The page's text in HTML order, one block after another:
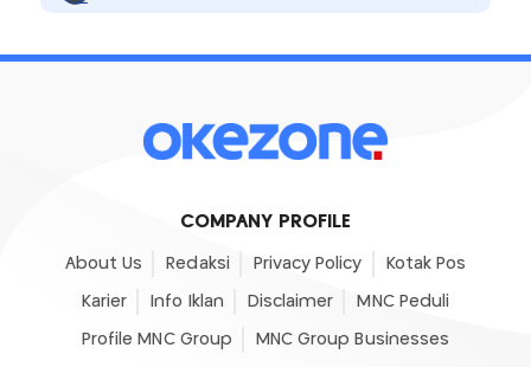
COMPANY PROFILE
About Us Redaksi Privacy Policy Kotak Pos
Karier Info Iklan Disclaimer MNC Peduli
Profile MNC Group MNC Group Businesses